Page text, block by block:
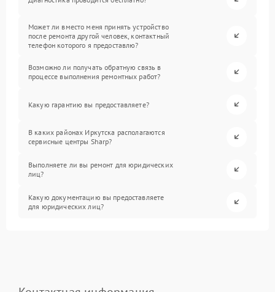
Может ли вместо меня принять устройство
после ремонта другой человек, контактный
телефон которого я предоставлю?
Возможно ли получать обратную связь в
процессе выполнения ремонтных работ?
Какую гарантию вы предоставляете?
В каких районах Иркутска располагаются
сервисные центры Sharp?
Выполняете ли вы ремонт для юридических
лиц?
Какую документацию вы предоставляете
для юридических лиц?